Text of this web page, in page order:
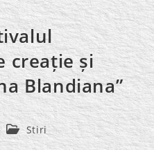
creație și
Blandiana”
Post
category:
Stiri